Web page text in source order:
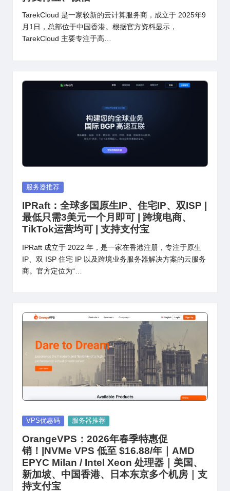
TarekCloud 是一家较新的云计算服务商，成立于 2025年9
月1日，总部位于中国香港。根据官方资料显示，
TarekCloud 主要专注于高…
Posted
服务器推荐
IPRaft：全球多国原生IP、住宅IP、双ISP |
最低只需3美元一个月即可 | 跨境电商、
TikTok运营均可 | 支持支付宝
IPRaft 成立于 2022 年，是一家在香港注册，专注于原生
IP、双 ISP 住宅 IP 以及跨境业务服务器解决方案的云服务
商。官方定位为“…
Posted
VPS优惠码 服务器推荐
OrangeVPS：2026年春季特惠促
销！|NVMe VPS 低至 $16.88/年｜AMD
EPYC Milan / Intel Xeon 处理器｜美国、
新加坡、中国香港、日本东京多个机房｜支
持支付宝